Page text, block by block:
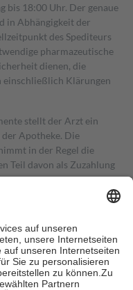
bis 18:00 Uhr. Der genaue
in Abhängigkeit der
des Spediteurs
pharmazeutische
dienen, die
Klärungen
stellt der Arzt ein
Apotheke. Die
in der Regel die
Teil davon als Zuzahlung
in Höhe von zehn
mehr als die tatsächlichen
für Online-Apotheken.
beträgt die
zehn Euro je